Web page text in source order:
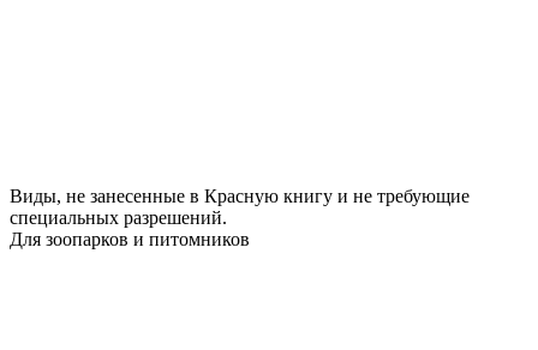
Виды, не занесенные в Красную книгу и не требующие
специальных разрешений.
Для зоопарков и питомников